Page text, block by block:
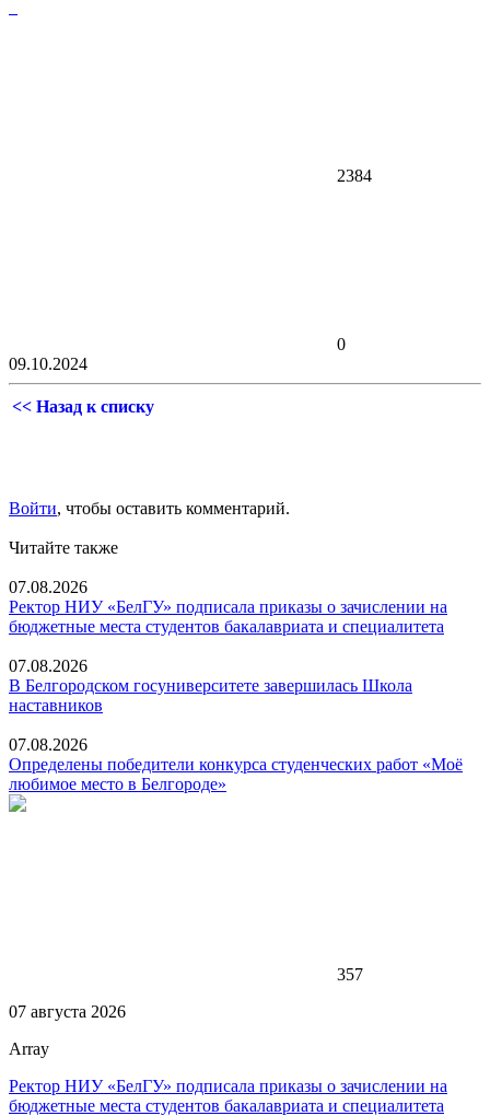
2384
0
09.10.2024
<< Назад к списку
Войти, чтобы оставить комментарий.
Читайте также
07.08.2026
Ректор НИУ «БелГУ» подписала приказы о зачислении на
бюджетные места студентов бакалавриата и специалитета
07.08.2026
В Белгородском госуниверситете завершилась Школа
наставников
07.08.2026
Определены победители конкурса студенческих работ «Моё
любимое место в Белгороде»
357
07 августа 2026
Array
Ректор НИУ «БелГУ» подписала приказы о зачислении на
бюджетные места студентов бакалавриата и специалитета